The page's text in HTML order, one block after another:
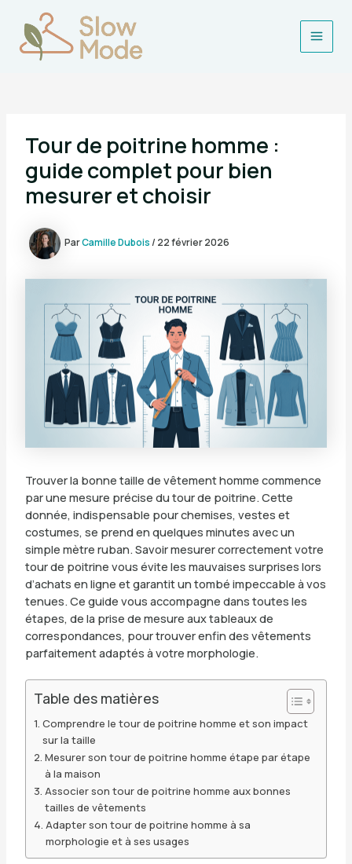
contenu
Main
Tour de poitrine homme :
guide complet pour bien
mesurer et choisir
ParCamille Dubois/ 22 février 2026
Trouver la bonne taille de vêtement homme commence
par une mesure précise du tour de poitrine. Cette
donnée, indispensable pour chemises, vestes et
costumes, se prend en quelques minutes avec un
simple mètre ruban. Savoir mesurer correctement votre
tour de poitrine vous évite les mauvaises surprises lors
d’achats en ligne et garantit un tombé impeccable à vos
tenues. Ce guide vous accompagne dans toutes les
étapes, de la prise de mesure aux tableaux de
correspondances, pour trouver enfin des vêtements
parfaitement adaptés à votre morphologie.
Table des matières
Comprendre le tour de poitrine homme et son impact
sur la taille
Mesurer son tour de poitrine homme étape par étape
à la maison
Associer son tour de poitrine homme aux bonnes
tailles de vêtements
Adapter son tour de poitrine homme à sa
morphologie et à ses usages